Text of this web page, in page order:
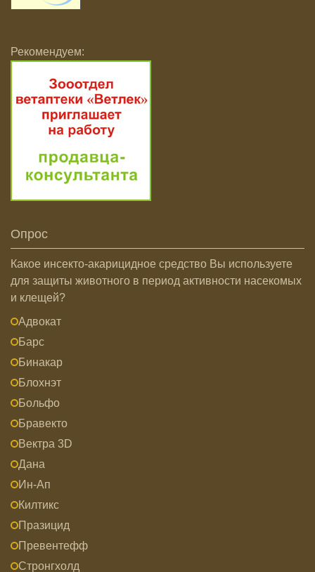
Рекомендуем:
Опрос
Какое инсекто-акарицидное средство Вы используете
для защиты животного в период активности насекомых
и клещей?
Адвокат
Барс
Бинакар
Блохнэт
Больфо
Бравекто
Вектра 3D
Дана
Ин-Ап
Килтикс
Празицид
Превентефф
Стронгхолд